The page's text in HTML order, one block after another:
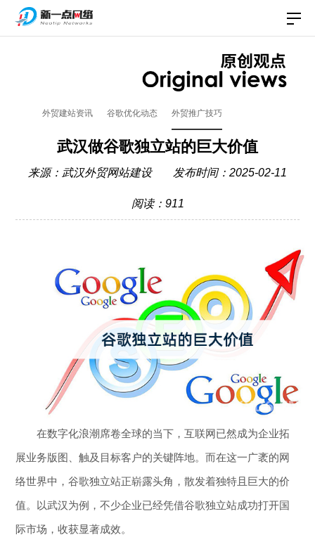
外贸建站资讯 谷歌优化动态 外贸推广技巧
武汉做谷歌独立站的巨大价值
来源： 武汉外贸网站建设 发布时间：2025-02-11
阅读：911
在数字化浪潮席卷全球的当下，互联网已然成为企业拓
展业务版图、触及目标客户的关键阵地。而在这一广袤的网
络世界中，谷歌独立站正崭露头角，散发着独特且巨大的价
值。以武汉为例，不少企业已经凭借谷歌独立站成功打开国
际市场，收获显著成效。